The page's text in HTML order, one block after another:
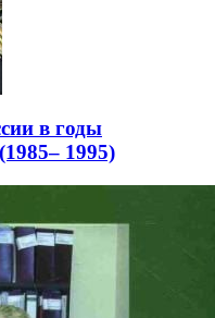
в годы
1995)